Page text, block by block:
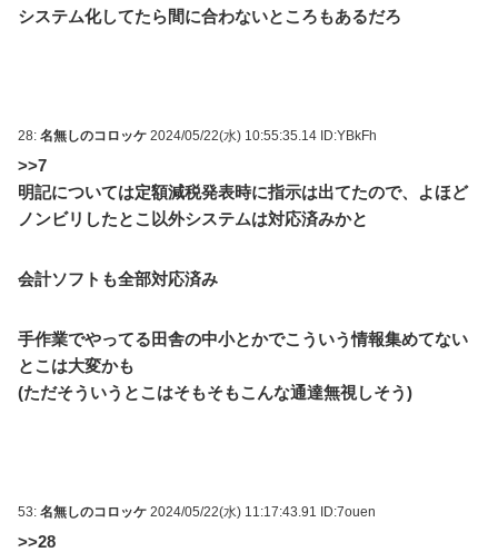
システム化してたら間に合わないところもあるだろ
28: 名無しのコロッケ 2024/05/22(水) 10:55:35.14 ID:YBkFh
>>7
明記については定額減税発表時に指示は出てたので、よほど
ノンビリしたとこ以外システムは対応済みかと
会計ソフトも全部対応済み
手作業でやってる田舎の中小とかでこういう情報集めてない
とこは大変かも
(ただそういうとこはそもそもこんな通達無視しそう)
53: 名無しのコロッケ 2024/05/22(水) 11:17:43.91 ID:7ouen
>>28